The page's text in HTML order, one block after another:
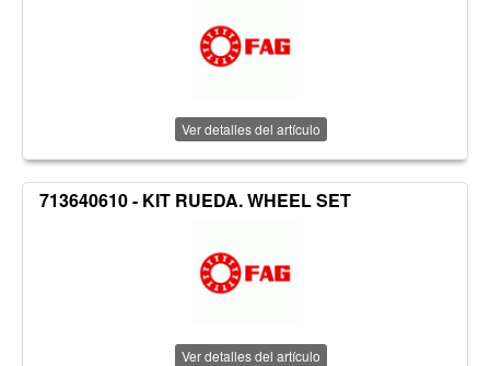
Ver detalles del artículo
713640610 - KIT RUEDA. WHEEL SET
Ver detalles del artículo